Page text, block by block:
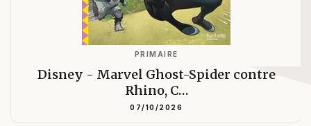
PRIMAIRE
Disney - Marvel Ghost-Spider contre
Rhino, C…
07/10/2026